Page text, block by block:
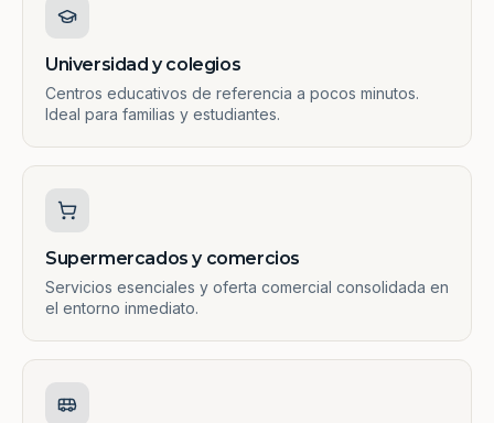
Universidad y colegios
Centros educativos de referencia a pocos minutos.
Ideal para familias y estudiantes.
Supermercados y comercios
Servicios esenciales y oferta comercial consolidada en
el entorno inmediato.